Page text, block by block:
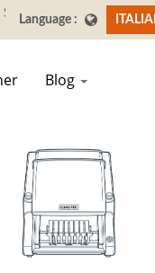
Blog